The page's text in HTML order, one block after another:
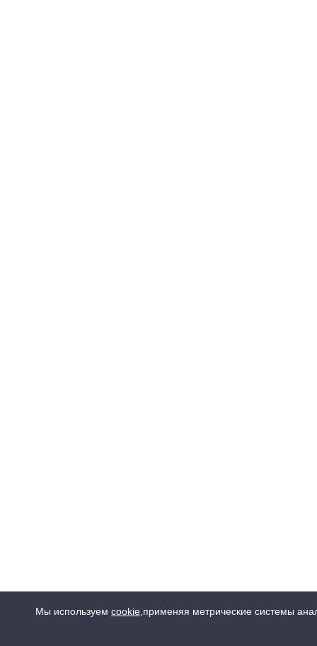
Мы используем cookie применяя метрические системы